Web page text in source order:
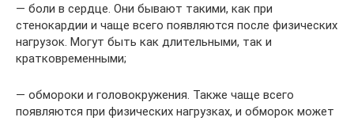
— боли в сердце. Они бывают такими, как при
стенокардии и чаще всего появляются после физических
нагрузок. Могут быть как длительными, так и
кратковременными;
— обмороки и головокружения. Также чаще всего
появляются при физических нагрузках, и обморок может